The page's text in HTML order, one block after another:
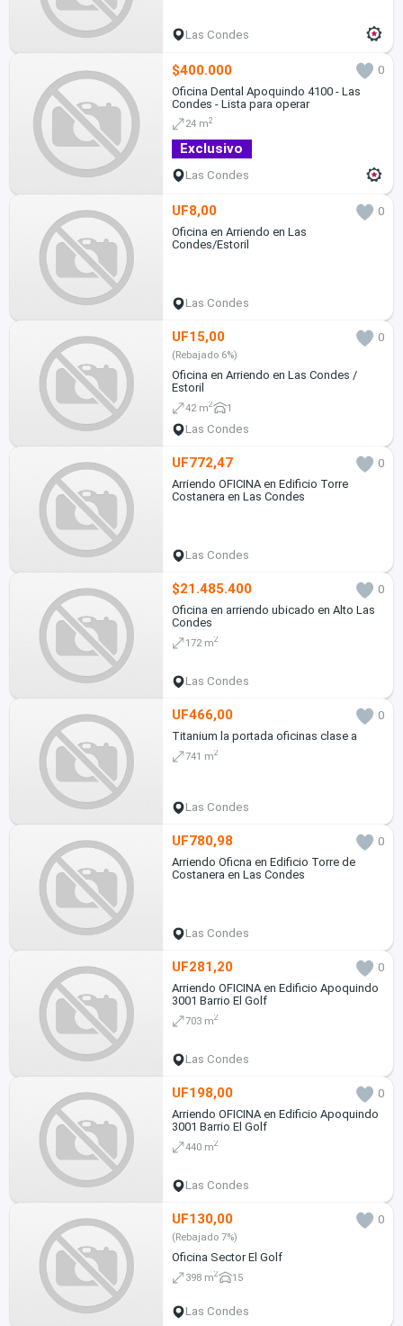
Las Condes
$400.000
0
Oficina Dental Apoquindo 4100 - Las
Condes - Lista para operar
24 m2
Exclusivo
Las Condes
UF8,00
0
Oficina en Arriendo en Las
Condes/Estoril
Las Condes
UF15,00 0
(Rebajado 6%)
Oficina en Arriendo en Las Condes /
Estoril
42 m2 1
Las Condes
UF772,47
0
Arriendo OFICINA en Edificio Torre
Costanera en Las Condes
Las Condes
$21.485.400
0
Oficina en arriendo ubicado en Alto Las
Condes
172 m2
Las Condes
UF466,00
0
Titanium la portada oficinas clase a
741 m2
Las Condes
UF780,98
0
Arriendo Oficna en Edificio Torre de
Costanera en Las Condes
Las Condes
UF281,20
0
Arriendo OFICINA en Edificio Apoquindo
3001 Barrio El Golf
703 m2
Las Condes
UF198,00
0
Arriendo OFICINA en Edificio Apoquindo
3001 Barrio El Golf
440 m2
Las Condes
UF130,00 0
(Rebajado 7%)
Oficina Sector El Golf
398 m2 15
Las Condes